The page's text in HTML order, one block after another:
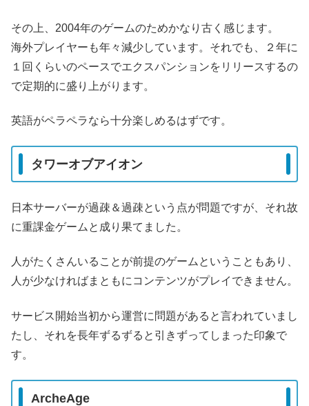
その上、2004年のゲームのためかなり古く感じます。
海外プレイヤーも年々減少しています。それでも、２年に
１回くらいのペースでエクスパンションをリリースするの
で定期的に盛り上がります。
英語がペラペラなら十分楽しめるはずです。
タワーオブアイオン
日本サーバーが過疎＆過疎という点が問題ですが、それ故
に重課金ゲームと成り果てました。
人がたくさんいることが前提のゲームということもあり、
人が少なければまともにコンテンツがプレイできません。
サービス開始当初から運営に問題があると言われていまし
たし、それを長年ずるずると引きずってしまった印象で
す。
ArcheAge